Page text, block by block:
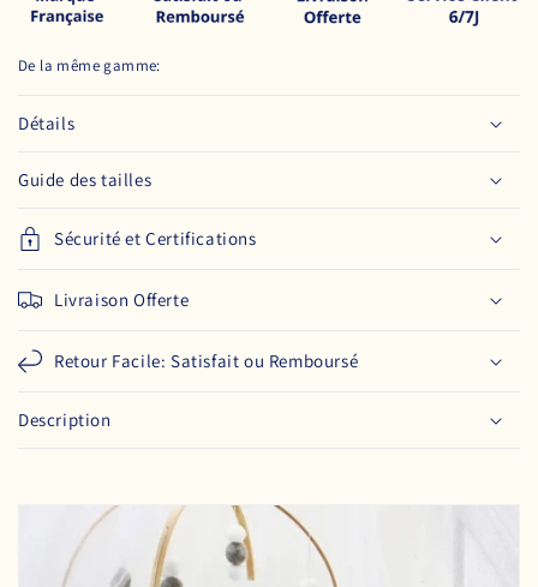
De la même gamme:
Détails
Guide des tailles
Sécurité et Certifications
Livraison Offerte
Retour Facile: Satisfait ou Remboursé
Description